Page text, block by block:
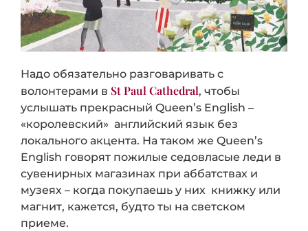
Надо обязательно разговаривать с
волонтерами в St Paul Cathedral, чтобы
услышать прекрасный Queen’s English –
«королевский» английский язык без
локального акцента. На таком же Queen’s
English говорят пожилые седовласые леди в
сувенирных магазинах при аббатствах и
музеях – когда покупаешь у них книжку или
магнит, кажется, будто ты на светском
приеме.